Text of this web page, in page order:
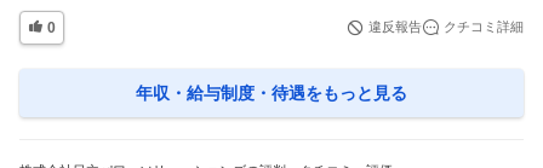
0 違反報告 クチコミ詳細
年収・給与制度・待遇をもっと見る